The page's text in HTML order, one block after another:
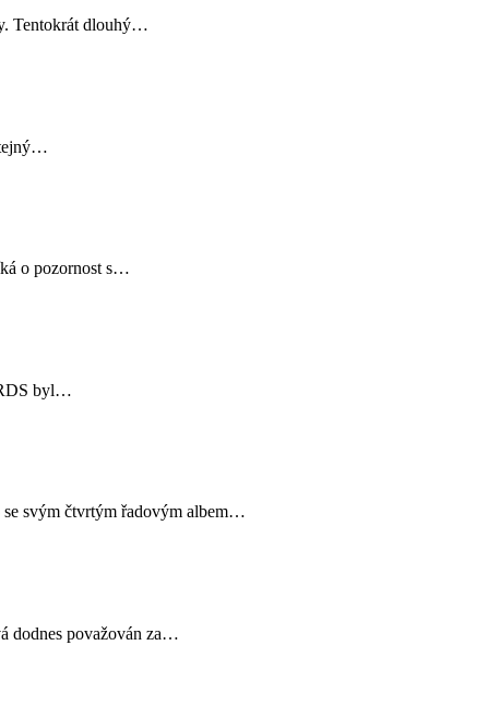
Tentokrát dlouhý…
o pozornost s…
byl…
svým čtvrtým řadovým albem…
dodnes považován za…